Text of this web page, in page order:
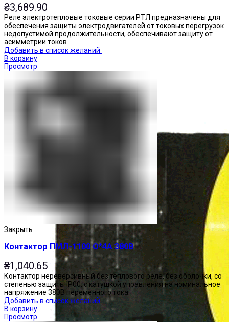
₴3,689.90
Реле электротепловые токовые серии РТЛ предназначены для
обеспечения защиты электродвигателей от токовых перегрузок
недопустимой продолжительности, обеспечивают защиту от
асимметрии токов
Добавить в список желаний
В корзину
Просмотр
Закрыть
Контактор ПМЛ-1100 О*4А 380В
₴1,040.65
Контактор нереверсивный без теплового реле, без оболочки, со
степенью защиты IP00, с катушкой управления на номинальное
напряжение 380В переменного тока.
Добавить в список желаний
В корзину
Просмотр